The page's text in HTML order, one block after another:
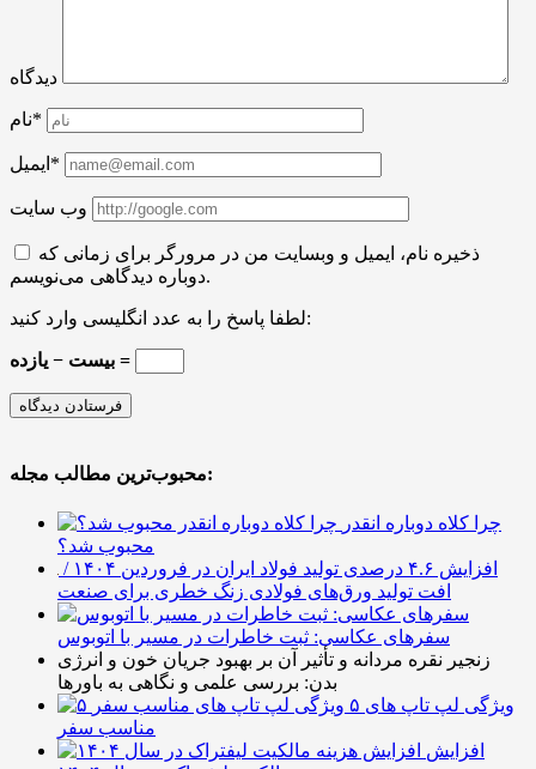
دیدگاه
نام*
ایمیل*
وب سایت
ذخیره نام، ایمیل و وبسایت من در مرورگر برای زمانی که
دوباره دیدگاهی می‌نویسم.
لطفا پاسخ را به عدد انگلیسی وارد کنید:
بیست − یازده =
محبوب‌ترین مطالب مجله:
چرا کلاه دوباره انقدر
محبوب شد؟
افزایش ۴.۶ درصدی تولید فولاد ایران در فروردین ۱۴۰۴ /
افت تولید ورق‌های فولادی زنگ خطری برای صنعت
سفرهای عکاسی: ثبت خاطرات در مسیر با اتوبوس
زنجیر نقره مردانه و تأثیر آن بر بهبود جریان خون و انرژی
بدن: بررسی علمی و نگاهی به باورها
۵ ویژگی لپ تاپ های
مناسب سفر
افزایش